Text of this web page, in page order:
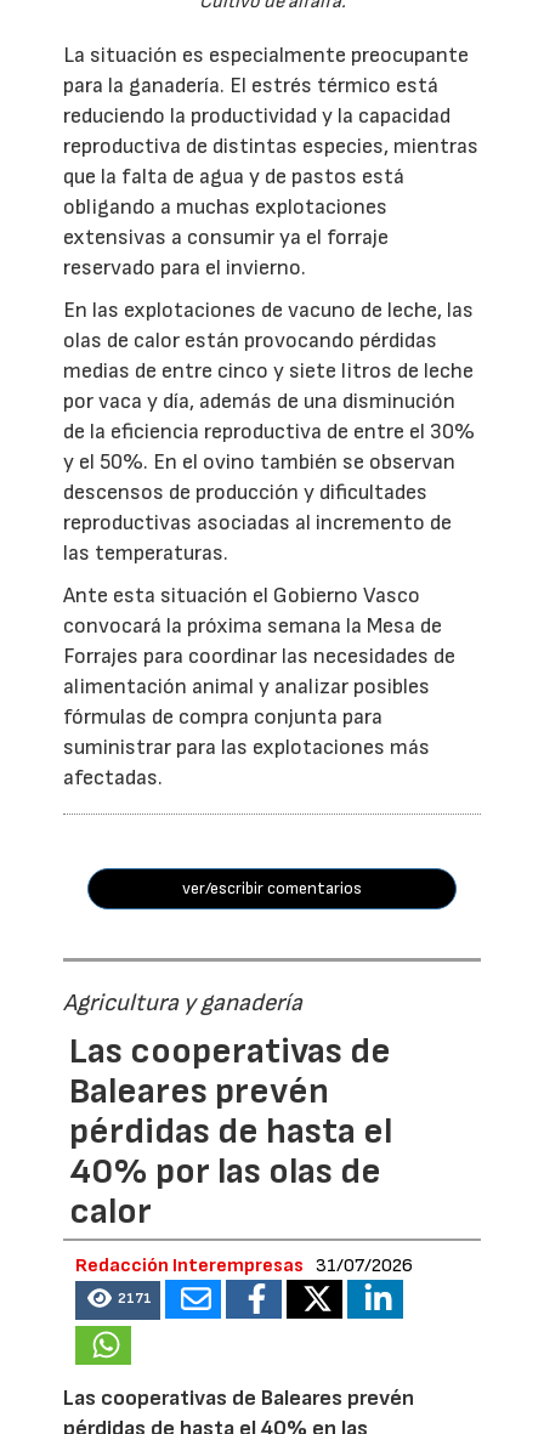
La situación es especialmente preocupante
para la ganadería. El estrés térmico está
reduciendo la productividad y la capacidad
reproductiva de distintas especies, mientras
que la falta de agua y de pastos está
obligando a muchas explotaciones
extensivas a consumir ya el forraje
reservado para el invierno.
En las explotaciones de vacuno de leche, las
olas de calor están provocando pérdidas
medias de entre cinco y siete litros de leche
por vaca y día, además de una disminución
de la eficiencia reproductiva de entre el 30%
y el 50%. En el ovino también se observan
descensos de producción y dificultades
reproductivas asociadas al incremento de
las temperaturas.
Ante esta situación el Gobierno Vasco
convocará la próxima semana la Mesa de
Forrajes para coordinar las necesidades de
alimentación animal y analizar posibles
fórmulas de compra conjunta para
suministrar para las explotaciones más
afectadas.
ver/escribir comentarios
Agricultura y ganadería
Las cooperativas de
Baleares prevén
pérdidas de hasta el
40% por las olas de
calor
Redacción Interempresas 31/07/2026
2171
Las cooperativas de Baleares prevén
pérdidas de hasta el 40% en las